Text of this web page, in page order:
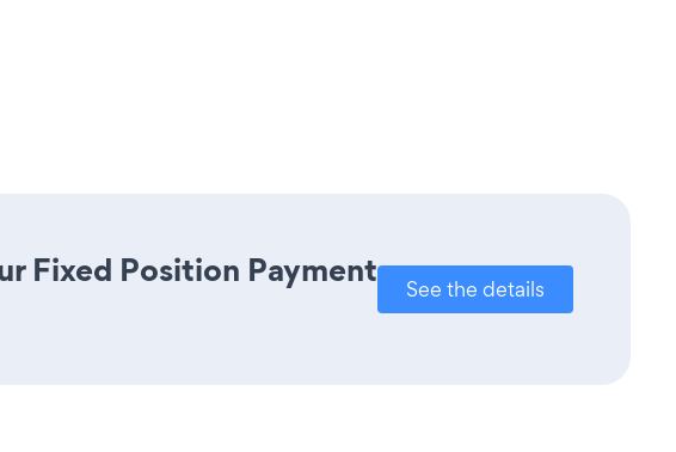
Fixed Position Payment
See the details